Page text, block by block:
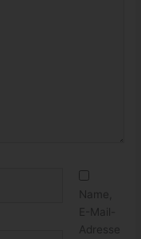
Name,
E-Mail-
Adresse